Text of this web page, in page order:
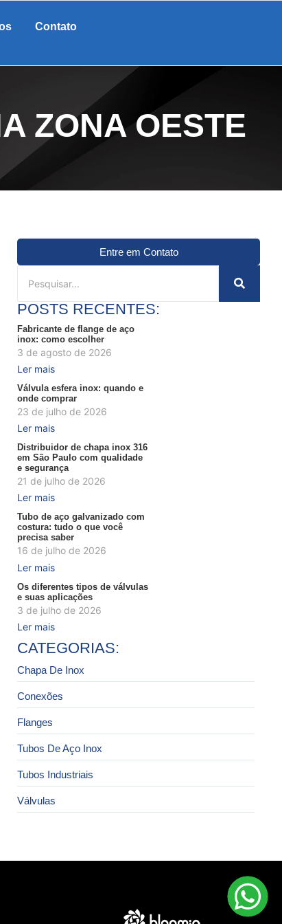
Contato
ZONA OESTE
Entre em Contato
POSTS RECENTES:
Fabricante de flange de aço
inox: como escolher
3 de agosto de 2026
Ler mais
Válvula esfera inox: quando e
onde comprar
23 de julho de 2026
Ler mais
Distribuidor de chapa inox 316
em São Paulo com qualidade
e segurança
21 de julho de 2026
Ler mais
Tubo de aço galvanizado com
costura: tudo o que você
precisa saber
16 de julho de 2026
Ler mais
Os diferentes tipos de válvulas
e suas aplicações
3 de julho de 2026
Ler mais
CATEGORIAS:
Chapa De Inox
Conexões
Flanges
Tubos De Aço Inox
Tubos Industriais
Válvulas